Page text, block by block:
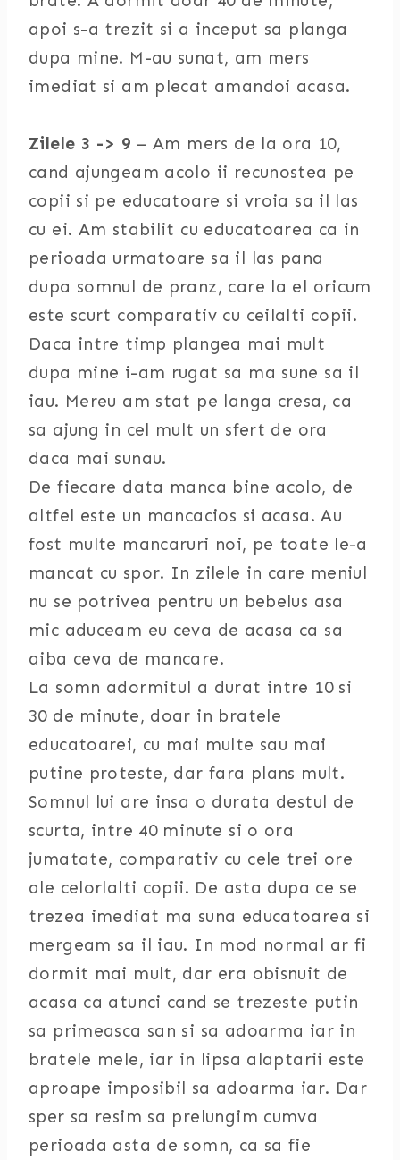
apoi s-a trezit si a inceput sa planga
dupa mine. M-au sunat, am mers
imediat si am plecat amandoi acasa.
Zilele 3 -> 9 – Am mers de la ora 10,
cand ajungeam acolo ii recunostea pe
copii si pe educatoare si vroia sa il las
cu ei. Am stabilit cu educatoarea ca in
perioada urmatoare sa il las pana
dupa somnul de pranz, care la el oricum
este scurt comparativ cu ceilalti copii.
Daca intre timp plangea mai mult
dupa mine i-am rugat sa ma sune sa il
iau. Mereu am stat pe langa cresa, ca
sa ajung in cel mult un sfert de ora
daca mai sunau.
De fiecare data manca bine acolo, de
altfel este un mancacios si acasa. Au
fost multe mancaruri noi, pe toate le-a
mancat cu spor. In zilele in care meniul
nu se potrivea pentru un bebelus asa
mic aduceam eu ceva de acasa ca sa
aiba ceva de mancare.
La somn adormitul a durat intre 10 si
30 de minute, doar in bratele
educatoarei, cu mai multe sau mai
putine proteste, dar fara plans mult.
Somnul lui are insa o durata destul de
scurta, intre 40 minute si o ora
jumatate, comparativ cu cele trei ore
ale celorlalti copii. De asta dupa ce se
trezea imediat ma suna educatoarea si
mergeam sa il iau. In mod normal ar fi
dormit mai mult, dar era obisnuit de
acasa ca atunci cand se trezeste putin
sa primeasca san si sa adoarma iar in
bratele mele, iar in lipsa alaptarii este
aproape imposibil sa adoarma iar. Dar
sper sa resim sa prelungim cumva
perioada asta de somn, ca sa fie